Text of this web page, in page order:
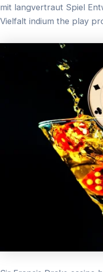
mit langvertraut Spiel
Vielfalt indium the play